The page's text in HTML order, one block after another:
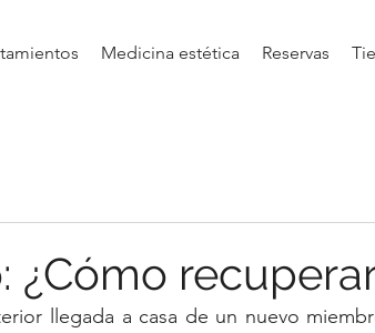
Medicina estética Reservas
¿Cómo
llegada a casa de un nuevo